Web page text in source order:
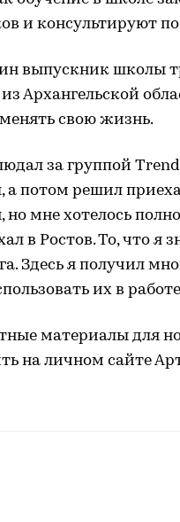
и консультируют
выпускник школы
Архангельской
свою жизнь.
за группой
а потом решил
но мне хотелось
в Ростов. То, что я
Здесь я получил
их в
материалы для
на личном сайте